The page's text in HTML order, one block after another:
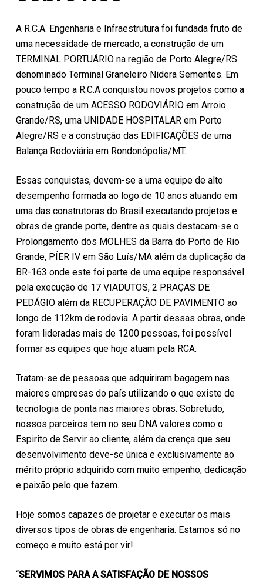
A R.C.A. Engenharia e Infraestrutura foi fundada fruto de
uma necessidade de mercado, a construção de um
TERMINAL PORTUÁRIO na região de Porto Alegre/RS
denominado Terminal Graneleiro Nidera Sementes. Em
pouco tempo a R.C.A conquistou novos projetos como a
construção de um ACESSO RODOVIÁRIO em Arroio
Grande/RS, uma UNIDADE HOSPITALAR em Porto
Alegre/RS e a construção das EDIFICAÇÕES de uma
Balança Rodoviária em Rondonópolis/MT.
Essas conquistas, devem-se a uma equipe de alto
desempenho formada ao logo de 10 anos atuando em
uma das construtoras do Brasil executando projetos e
obras de grande porte, dentre as quais destacam-se o
Prolongamento dos MOLHES da Barra do Porto de Rio
Grande, PÍER IV em São Luís/MA além da duplicação da
BR-163 onde este foi parte de uma equipe responsável
pela execução de 17 VIADUTOS, 2 PRAÇAS DE
PEDÁGIO além da RECUPERAÇÃO DE PAVIMENTO ao
longo de 112km de rodovia. A partir dessas obras, onde
foram lideradas mais de 1200 pessoas, foi possível
formar as equipes que hoje atuam pela RCA.
Tratam-se de pessoas que adquiriram bagagem nas
maiores empresas do país utilizando o que existe de
tecnologia de ponta nas maiores obras. Sobretudo,
nossos parceiros tem no seu DNA valores como o
Espirito de Servir ao cliente, além da crença que seu
desenvolvimento deve-se única e exclusivamente ao
mérito próprio adquirido com muito empenho, dedicação
e paixão pelo que fazem.
Hoje somos capazes de projetar e executar os mais
diversos tipos de obras de engenharia. Estamos só no
começo e muito está por vir!
“SERVIMOS PARA A SATISFAÇÃO DE NOSSOS